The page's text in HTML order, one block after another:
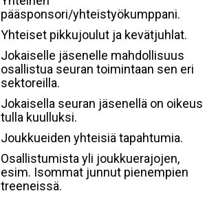
pääsponsori/yhteistyökumppani.
Yhteiset pikkujoulut ja kevätjuhlat.
Jokaiselle jäsenelle mahdollisuus
osallistua seuran toimintaan sen eri
sektoreilla.
Jokaisella seuran jäsenellä on oikeus
tulla kuulluksi.
Joukkueiden yhteisiä tapahtumia.
Osallistumista yli joukkuerajojen,
esim. Isommat junnut pienempien
treeneissä.